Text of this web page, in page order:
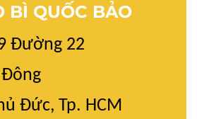
BÌ QUỐC BẢO
Đường 22
Đức, Tp. HCM